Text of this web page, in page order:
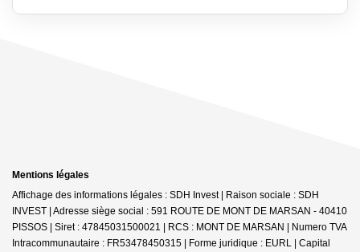
Mentions légales
Affichage des informations légales : SDH Invest | Raison sociale : SDH
INVEST | Adresse siège social : 591 ROUTE DE MONT DE MARSAN - 40410
PISSOS | Siret : 47845031500021 | RCS : MONT DE MARSAN | Numero TVA
Intracommunautaire : FR53478450315 | Forme juridique : EURL | Capital